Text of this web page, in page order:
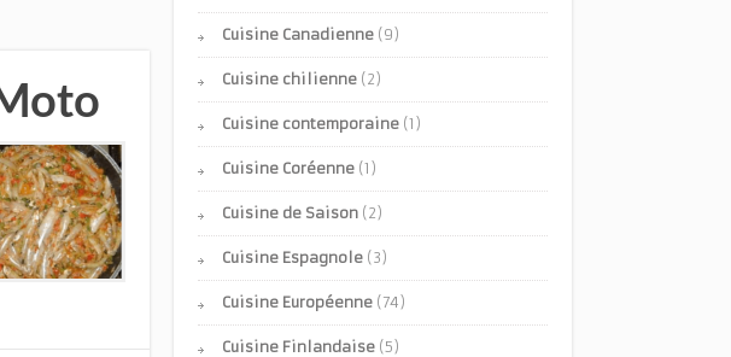
Cuisine Canadienne (9)
Cuisine chilienne (2)
Cuisine contemporaine (1)
Cuisine Coréenne (1)
Cuisine de Saison (2)
Cuisine Espagnole (3)
Cuisine Européenne (74)
Cuisine Finlandaise (5)